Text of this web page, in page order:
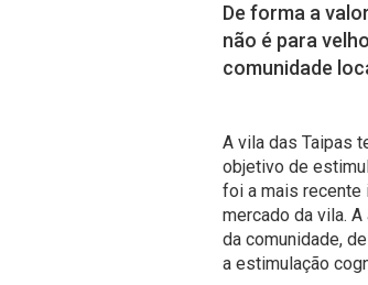
De forma a
não é para
comunidade
A vila das Taipas
objetivo de
foi a mais recente
mercado da vila.
da comunidade,
a estimulação